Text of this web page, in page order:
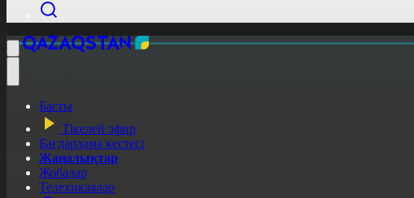
Басты
Тікелей эфир
Бағдарлама кестесі
Жаңалықтар
Жобалар
Телехикаялар